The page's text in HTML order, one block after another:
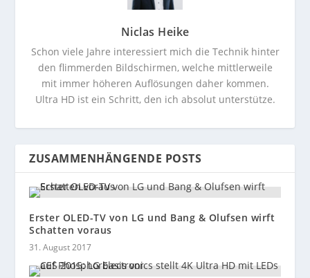
Niclas Heike
Schon viele Jahre interessiert mich die Technik hinter
den flimmerden Bildschirmen, welche mittlerweile
mit immer höheren Auflösungen daher kommen.
Ultra HD ist ein Schritt, den ich absolut unterstütze.
ZUSAMMENHÄNGENDE POSTS
Erster OLED-TV von LG und Bang & Olufsen wirft
Schatten voraus
31. August 2017